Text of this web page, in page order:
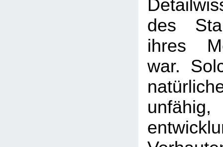
des
ihres
war.
unfähig,